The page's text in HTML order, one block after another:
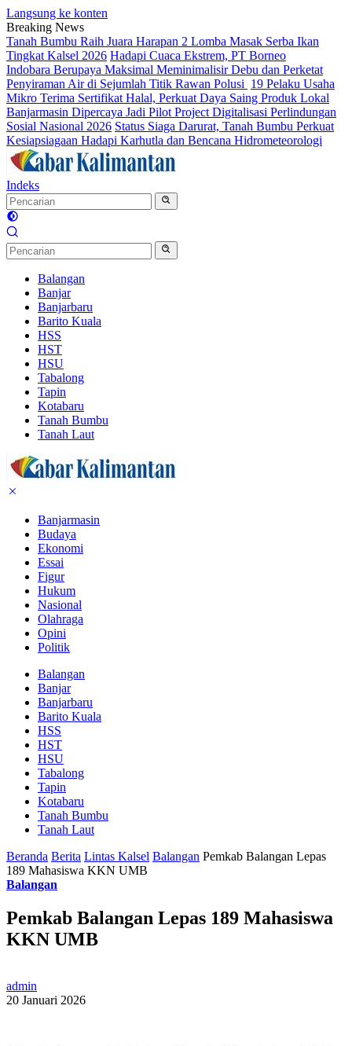
Langsung ke konten
Breaking News
Tanah Bumbu Raih Juara Harapan 2 Lomba Masak Serba Ikan
Tingkat Kalsel 2026 Hadapi Cuaca Ekstrem, PT Borneo
Indobara Berupaya Maksimal Meminimalisir Debu dan Perketat
Penyiraman Air di Sejumlah Titik Rawan Polusi 19 Pelaku Usaha
Mikro Terima Sertifikat Halal, Perkuat Daya Saing Produk Lokal
Banjarmasin Dipercaya Jadi Pilot Project Digitalisasi Perlindungan
Sosial Nasional 2026 Status Siaga Darurat, Tanah Bumbu Perkuat
Kesiapsiagaan Hadapi Karhutla dan Bencana Hidrometeorologi
Indeks
Balangan
Banjar
Banjarbaru
Barito Kuala
HSS
HST
HSU
Tabalong
Tapin
Kotabaru
Tanah Bumbu
Tanah Laut
Banjarmasin
Budaya
Ekonomi
Essai
Figur
Hukum
Nasional
Olahraga
Opini
Politik
Balangan
Banjar
Banjarbaru
Barito Kuala
HSS
HST
HSU
Tabalong
Tapin
Kotabaru
Tanah Bumbu
Tanah Laut
Beranda Berita Lintas Kalsel Balangan Pemkab Balangan Lepas
189 Mahasiswa KKN UMB
Balangan
Pemkab Balangan Lepas 189 Mahasiswa
KKN UMB
admin
20 Januari 2026